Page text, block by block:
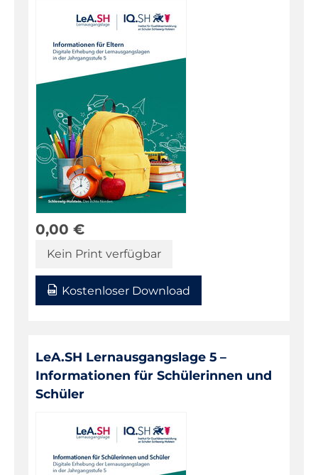
0,00 €
Kein Print verfügbar
Kostenloser Download
LeA.SH Lernausgangslage 5 –
Informationen für Schülerinnen und
Schüler